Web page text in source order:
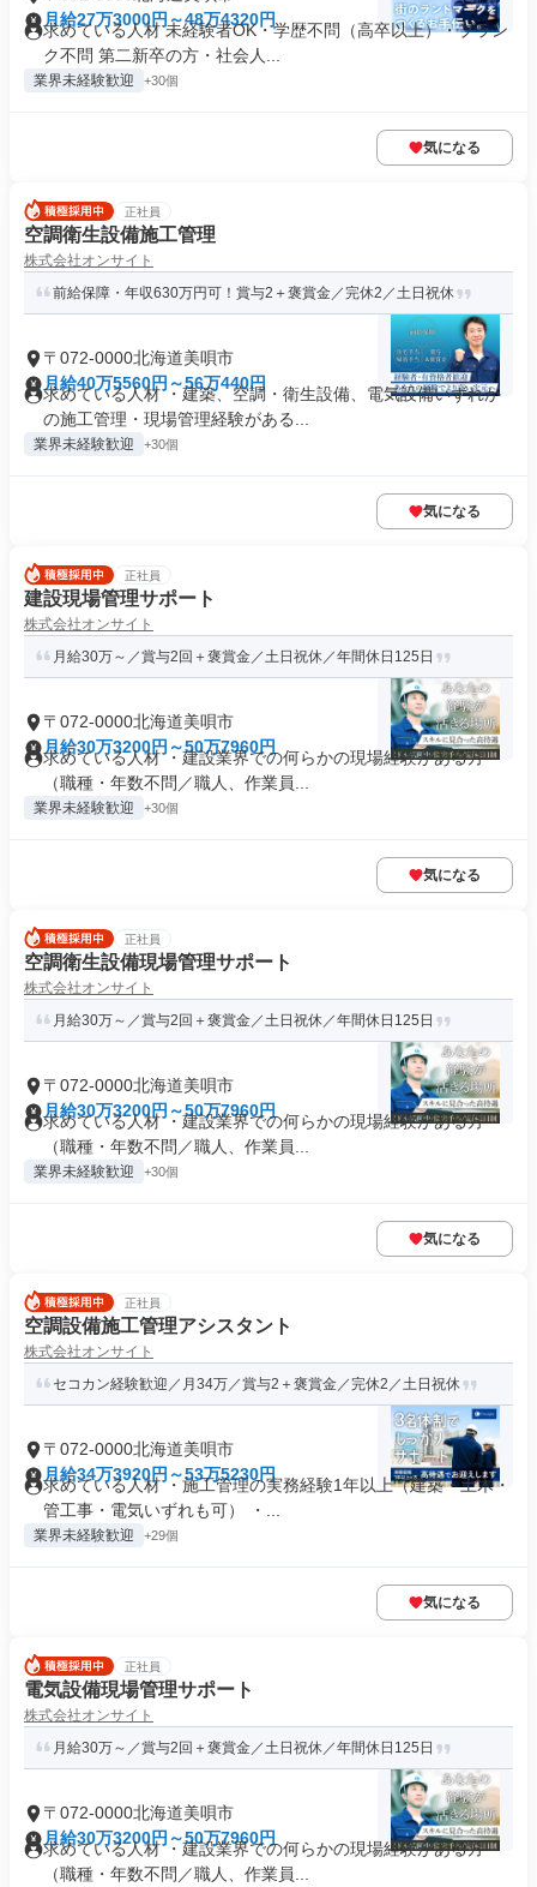
月給27万3000円～48万4320円
求めている人材 未経験者OK・学歴不問（高卒以上）・ブラン
ク不問 第二新卒の方・社会人...
業界未経験歓迎 +30個
気になる
正社員
空調衛生設備施工管理
株式会社オンサイト
前給保障・年収630万円可！賞与2＋褒賞金／完休2／土日祝休
〒072-0000北海道美唄市
月給40万5560円～56万440円
求めている人材 ・建築、空調・衛生設備、電気設備いずれか
の施工管理・現場管理経験がある...
業界未経験歓迎 +30個
気になる
正社員
建設現場管理サポート
株式会社オンサイト
月給30万～／賞与2回＋褒賞金／土日祝休／年間休日125日
〒072-0000北海道美唄市
月給30万3200円～50万7960円
求めている人材 ・建設業界での何らかの現場経験がある方
（職種・年数不問／職人、作業員...
業界未経験歓迎 +30個
気になる
正社員
空調衛生設備現場管理サポート
株式会社オンサイト
月給30万～／賞与2回＋褒賞金／土日祝休／年間休日125日
〒072-0000北海道美唄市
月給30万3200円～50万7960円
求めている人材 ・建設業界での何らかの現場経験がある方
（職種・年数不問／職人、作業員...
業界未経験歓迎 +30個
気になる
正社員
空調設備施工管理アシスタント
株式会社オンサイト
セコカン経験歓迎／月34万／賞与2＋褒賞金／完休2／土日祝休
〒072-0000北海道美唄市
月給34万3920円～53万5230円
求めている人材 ・施工管理の実務経験1年以上（建築・土木・
管工事・電気いずれも可） ・...
業界未経験歓迎 +29個
気になる
正社員
電気設備現場管理サポート
株式会社オンサイト
月給30万～／賞与2回＋褒賞金／土日祝休／年間休日125日
〒072-0000北海道美唄市
月給30万3200円～50万7960円
求めている人材 ・建設業界での何らかの現場経験がある方
（職種・年数不問／職人、作業員...